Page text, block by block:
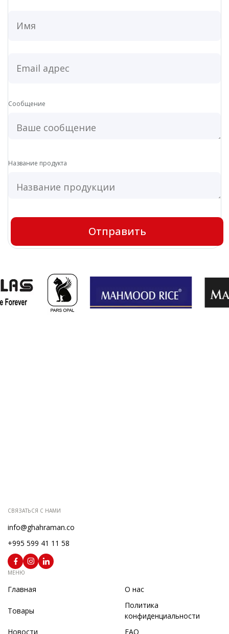
Сообщение
Название продукта
СВЯЗАТЬСЯ С НАМИ
info@ghahraman.co
+995 599 41 11 58
МЕНЮ
Главная О нас
Товары
Политика
конфиденциальности
Новости
FAQ